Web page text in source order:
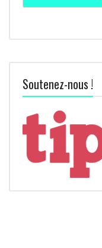
Soutenez-nous !